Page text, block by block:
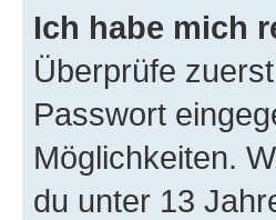
Ich habe mich
Überprüfe
Passwort
Möglichkeiten.
du unter 13